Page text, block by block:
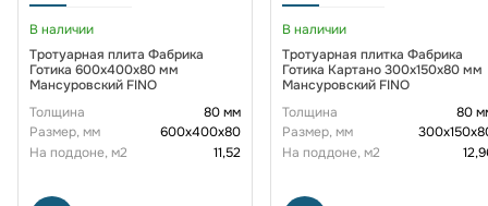
В наличии
Тротуарная плита Фабрика
Готика 600х400х80 мм
Мансуровский FINO
Толщина
80 мм
Размер, мм
600х400х80
На поддоне, м2
11,52
В наличии
Тротуарная плитка Фабрика
Готика Картано 300х150х80 мм
Мансуровский FINO
Толщина
80
Размер, мм
На поддоне, м2